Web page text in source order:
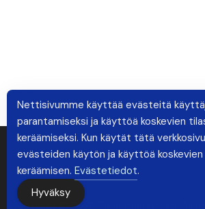
Copyright © 2026 Tapahtumaviesti. All
Nettisivumme käyttää evästeitä
parantamiseksi ja käyttöä koskevien
keräämiseksi. Kun käytät tätä
evästeiden käytön ja käyttöä
keräämisen. Evästetiedot.
Hyväksy